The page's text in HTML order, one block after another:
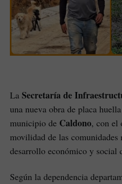
La Secretaría de
una nueva obra de placa
municipio de Caldono, con el
movilidad de las
desarrollo económico y social
Según la dependencia